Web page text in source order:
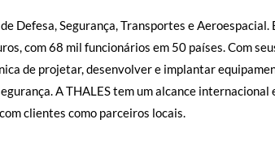
Defesa, Segurança, Transportes e Aeroespacial.
com 68 mil funcionários em 50 países. Com
de projetar, desenvolver e implantar
A THALES tem um alcance internacional
clientes como parceiros locais.